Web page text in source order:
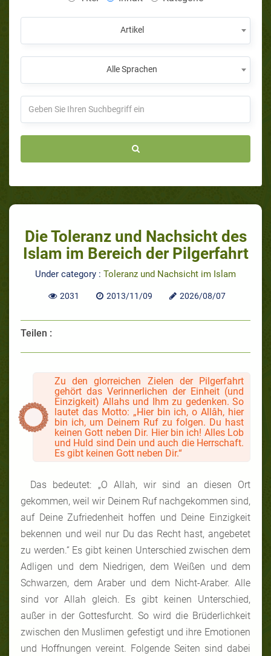
Artikel
Alle Sprachen
Die Toleranz und Nachsicht des
Islam im Bereich der Pilgerfahrt
Under category : Toleranz und Nachsicht im Islam
2031 2013/11/09 2026/08/07
Teilen :
Zu den glorreichen Zielen der Pilgerfahrt
gehört das Verinnerlichen der Einheit (und
Einzigkeit) Allahs und Ihm zu gedenken. So
lautet das Motto: „Hier bin ich, o Allâh, hier
bin ich, um Deinem Ruf zu folgen. Du hast
keinen Gott neben Dir. Hier bin ich! Alles Lob
und Huld sind Dein und auch die Herrschaft.
Es gibt keinen Gott neben Dir.“
Das bedeutet: „O Allah, wir sind an diesen Ort
gekommen, weil wir Deinem Ruf nachgekommen sind,
auf Deine Zufriedenheit hoffen und Deine Einzigkeit
bekennen und weil nur Du das Recht hast, angebetet
zu werden.“ Es gibt keinen Unterschied zwischen dem
Adligen und dem Niedrigen, dem Weißen und dem
Schwarzen, dem Araber und dem Nicht-Araber. Alle
sind vor Allah gleich. Es gibt keinen Unterschied,
außer in der Gottesfurcht. So wird die Brüderlichkeit
zwischen den Muslimen gefestigt und ihre Emotionen
und Hoffnungen vereint. Folgende Seiten sind dabei